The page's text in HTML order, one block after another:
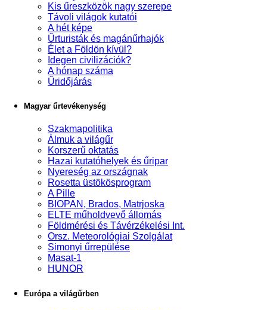
Kis űreszközök nagy szerepe
Távoli világok kutatói
A hét képe
Űrturisták és magánűrhajók
Élet a Földön kívül?
Idegen civilizációk?
A hónap száma
Űridőjárás
Magyar űrtevékenység
Szakmapolitika
Álmuk a világűr
Korszerű oktatás
Hazai kutatóhelyek és űripar
Nyereség az országnak
Rosetta üstökösprogram
A Pille
BIOPAN, Brados, Matrjoska
ELTE műholdvevő állomás
Földmérési és Távérzékelési Int.
Orsz. Meteorológiai Szolgálat
Simonyi űrrepülése
Masat-1
HUNOR
Európa a világűrben